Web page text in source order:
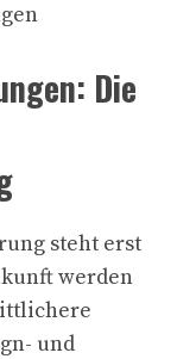
Die
steht erst
werden
und